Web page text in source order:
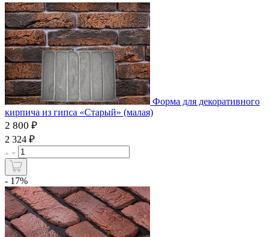
Форма для декоративного
кирпича из гипса «Старый» (малая)
2 800 ₽
2 324 ₽
- 17%